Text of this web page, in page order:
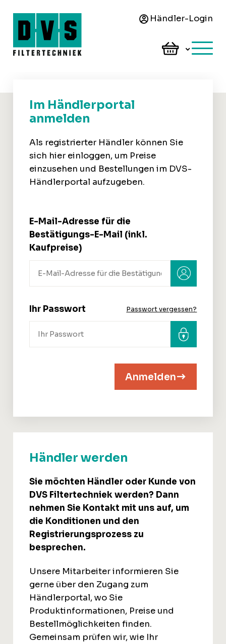
Händler-Login
Im Händlerportal
anmelden
Als registrierter Händler können Sie
sich hier einloggen, um Preise
einzusehen und Bestellungen im DVS-
Händlerportal aufzugeben.
E-Mail-Adresse für die
Bestätigungs-E-Mail (inkl.
Kaufpreise)
Ihr Passwort Passwort vergessen?
Anmelden
Händler werden
Sie möchten Händler oder Kunde von
DVS Filtertechniek werden? Dann
nehmen Sie Kontakt mit uns auf, um
die Konditionen und den
Registrierungsprozess zu
besprechen.
Unsere Mitarbeiter informieren Sie
gerne über den Zugang zum
Händlerportal, wo Sie
Produktinformationen, Preise und
Bestellmöglichkeiten finden.
Gemeinsam prüfen wir, wie Ihr